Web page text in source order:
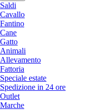
Saldi
Cavallo
Fantino
Cane
Gatto
Animali
Allevamento
Fattoria
Speciale estate
Spedizione in 24 ore
Outlet
Marche